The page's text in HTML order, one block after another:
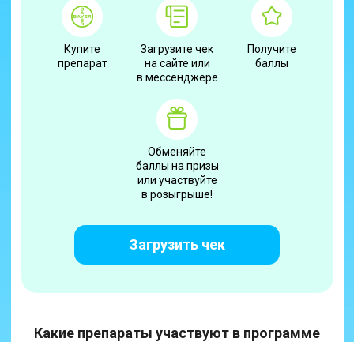
Купите
препарат
Загрузите чек
на сайте или
в мессенджере
Получите
баллы
Обменяйте
баллы на призы
или участвуйте
в розыгрыше!
Загрузить чек
Какие препараты участвуют в программе